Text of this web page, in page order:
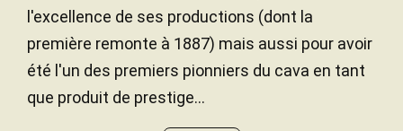
l'excellence de ses productions (dont la
première remonte à 1887) mais aussi pour avoir
été l'un des premiers pionniers du cava en tant
que produit de prestige...